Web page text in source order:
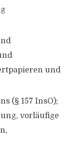
und
(§ 157 InsO);
vorläufige